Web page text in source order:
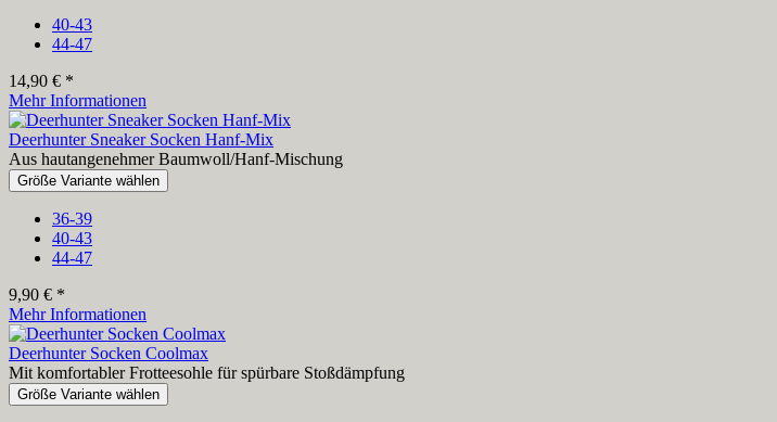
40-43
44-47
14,90 € *
Mehr Informationen
Deerhunter Sneaker Socken Hanf-Mix
Aus hautangenehmer Baumwoll/Hanf-Mischung
Größe Variante wählen
36-39
40-43
44-47
9,90 € *
Mehr Informationen
Deerhunter Socken Coolmax
Mit komfortabler Frotteesohle für spürbare Stoßdämpfung
Größe Variante wählen